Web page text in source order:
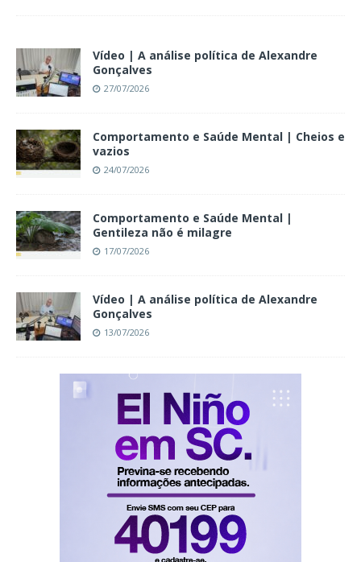
Vídeo | A análise política de Alexandre
Gonçalves
27/07/2026
Comportamento e Saúde Mental | Cheios e
vazios
24/07/2026
Comportamento e Saúde Mental |
Gentileza não é milagre
17/07/2026
Vídeo | A análise política de Alexandre
Gonçalves
13/07/2026